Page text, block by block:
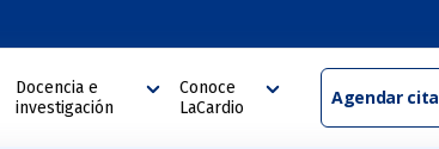
Docencia e
investigación
Conoce
LaCardio
Agendar cita